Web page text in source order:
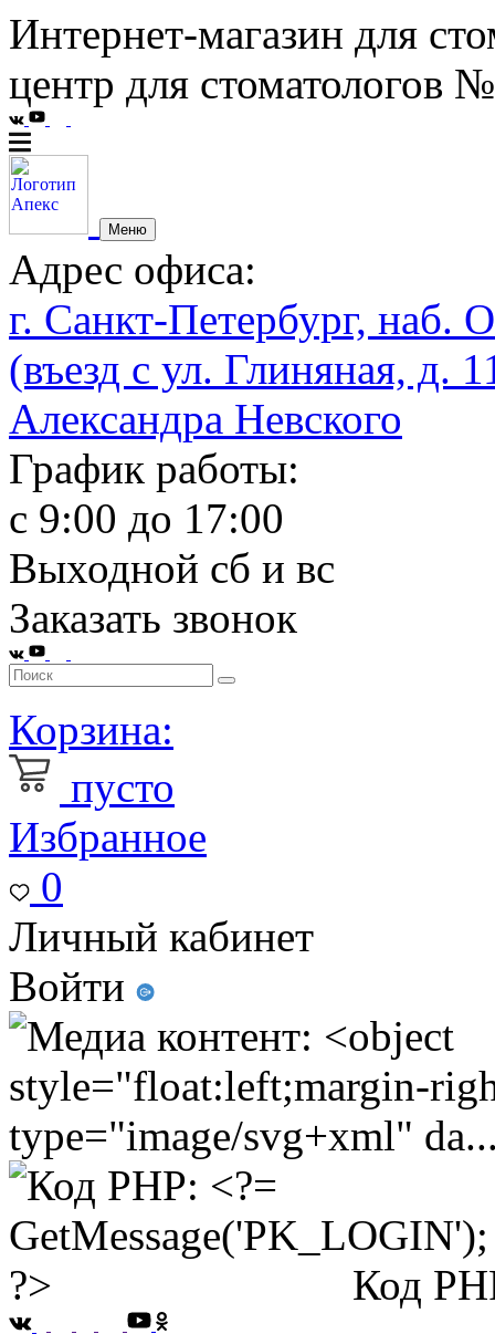
Интернет-магазин для
центр для стоматологов
Меню
Адрес офиса:
г. Санкт-Петербург, наб.
(въезд с ул. Глиняная, д.
Александра Невского
График работы:
с 9:00 до 17:00
Выходной сб и вс
Заказать звонок
Корзина:
пусто
Избранное
0
Личный кабинет
Войти
Код